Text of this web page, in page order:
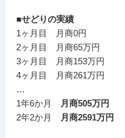
■せどりの実績
1ヶ月目 月商0円
2ヶ月目 月商65万円
3ヶ月目 月商153万円
4ヶ月目 月商261万円
…
1年6か月
月商505万円
2年2か月
月商2591万円